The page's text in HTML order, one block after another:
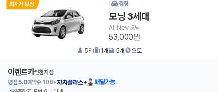
경형
모닝 3세대
All New 모닝
53,000원
5인 1개 5개 오토
이렌트카인천지점
평점 5.0예약수 100+자차플러스+
배달가능